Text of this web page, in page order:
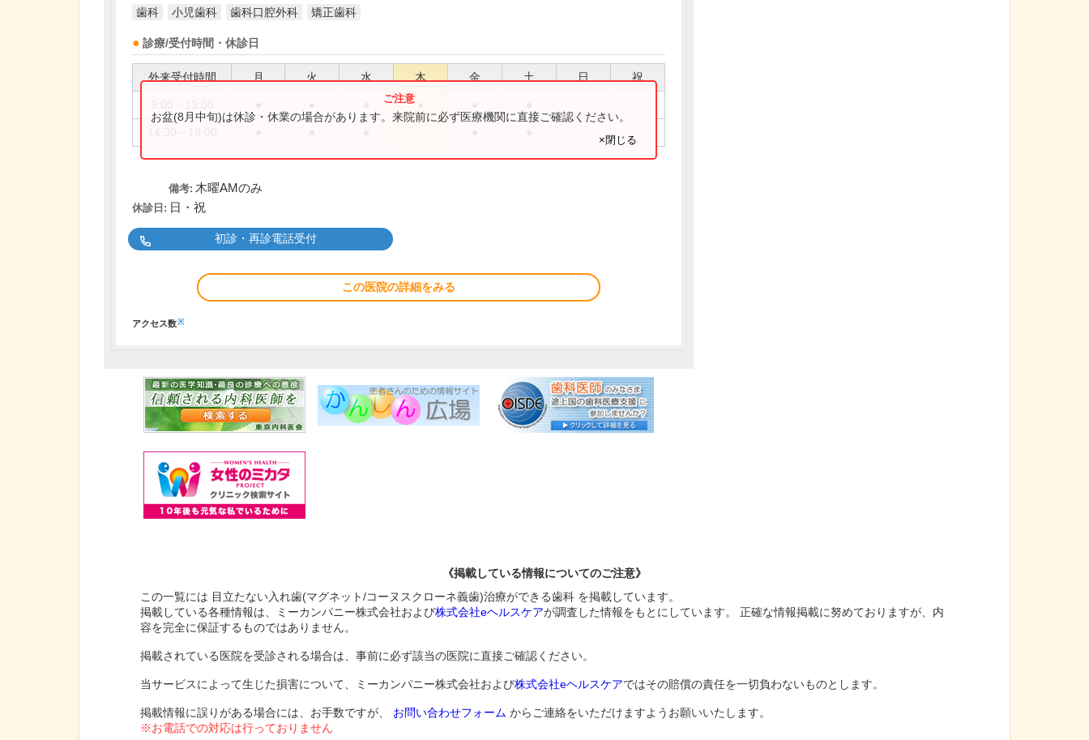
歯科 小児歯科 歯科口腔外科 矯正歯科
診療/受付時間・休診日
外来受付時間 月 火 水 木 金 土 日 祝
お盆(8月中旬)は休診・休業の場合があります。来院前に必ず医療機関に直接ご確認ください。
×閉じる
備考: 木曜AMのみ
休診日: 日・祝
初診・再診電話受付
この医院の詳細をみる
アクセス数※
《掲載している情報についてのご注意》
この一覧には 目立たない入れ歯(マグネット/コーヌスクローネ義歯)治療ができる歯科 を掲載しています。
掲載している各種情報は、ミーカンパニー株式会社および株式会社eヘルスケアが調査した情報をもとにしています。 正確な情報掲載に努めておりますが、内
容を完全に保証するものではありません。
掲載されている医院を受診される場合は、事前に必ず該当の医院に直接ご確認ください。
当サービスによって生じた損害について、ミーカンパニー株式会社および株式会社eヘルスケアではその賠償の責任を一切負わないものとします。
掲載情報に誤りがある場合には、お手数ですが、 お問い合わせフォーム からご連絡をいただけますようお願いいたします。
※お電話での対応は行っておりません